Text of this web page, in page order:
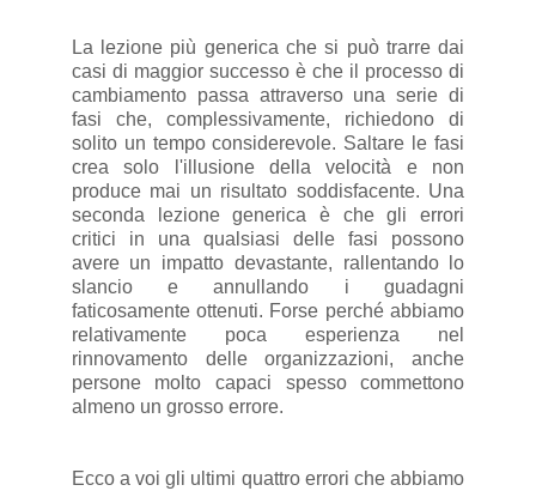
La lezione più generica che si può trarre dai
casi di maggior successo è che il processo di
cambiamento passa attraverso una serie di
fasi che, complessivamente, richiedono di
solito un tempo considerevole. Saltare le fasi
crea solo l'illusione della velocità e non
produce mai un risultato soddisfacente. Una
seconda lezione generica è che gli errori
critici in una qualsiasi delle fasi possono
avere un impatto devastante, rallentando lo
slancio e annullando i guadagni
faticosamente ottenuti. Forse perché abbiamo
relativamente poca esperienza nel
rinnovamento delle organizzazioni, anche
persone molto capaci spesso commettono
almeno un grosso errore.
Ecco a voi gli ultimi quattro errori che abbiamo